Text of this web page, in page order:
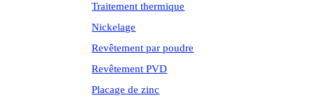
Traitement thermique
Nickelage
Revêtement par poudre
Revêtement PVD
Placage de zinc